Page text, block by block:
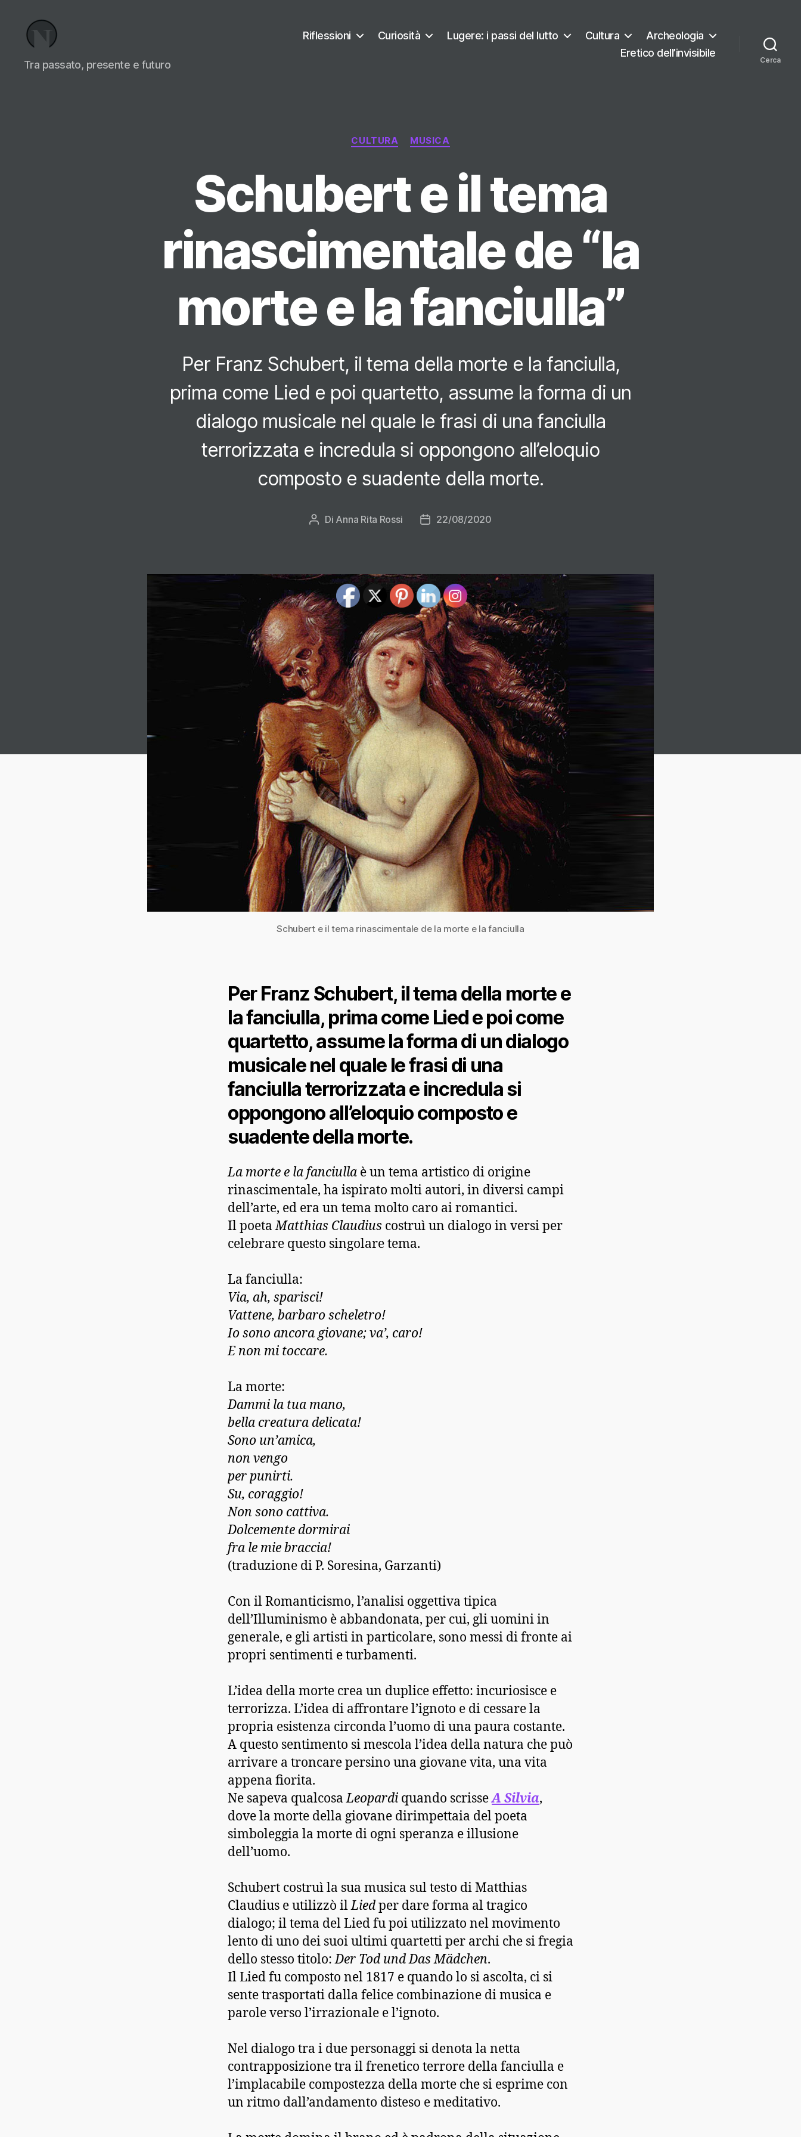
Necrologi
Italia,
Tra passato, presente e futuro
Riflessioni Curiosità Lugere: i passi del lutto Cultura
Archeologia
Eretico dell’invisibile
Cerca
Categorie
CULTURA MUSICA
Schubert e il tema
rinascimentale de “la
morte e la fanciulla”
Per Franz Schubert, il tema della morte e la fanciulla,
prima come Lied e poi quartetto, assume la forma di un
dialogo musicale nel quale le frasi di una fanciulla
terrorizzata e incredula si oppongono all’eloquio
composto e suadente della morte.
Autore
Di Anna Rita Rossi
Data22/08/2020
Schubert e il tema rinascimentale de la morte e la fanciulla
Per Franz Schubert, il tema della morte e
la fanciulla, prima come Lied e poi come
quartetto, assume la forma di un dialogo
musicale nel quale le frasi di una
fanciulla terrorizzata e incredula si
oppongono all’eloquio composto e
suadente della morte.
La morte e la fanciulla è un tema artistico di origine
rinascimentale, ha ispirato molti autori, in diversi campi
dell’arte, ed era un tema molto caro ai romantici.
Il poetaMatthias Claudius costruì un dialogo in versi per
celebrare questo singolare tema.
La fanciulla:
Via, ah, sparisci!
Vattene, barbaro scheletro!
Io sono ancora giovane; va’, caro!
E non mi toccare.
La morte:
Dammi la tua mano,
bella creatura delicata!
Sono un’amica,
non vengo
per punirti.
Su, coraggio!
Non sono cattiva.
Dolcemente dormirai
fra le mie braccia!
(traduzione di P. Soresina, Garzanti)
Con il Romanticismo, l’analisi oggettiva tipica
dell’Illuminismo è abbandonata, per cui, gli uomini in
generale, e gli artisti in particolare, sono messi di fronte ai
propri sentimenti e turbamenti.
L’idea della morte crea un duplice effetto: incuriosisce e
terrorizza. L’idea di affrontare l’ignoto e di cessare la
propria esistenza circonda l’uomo di una paura costante.
A questo sentimento si mescola l’idea della natura che può
arrivare a troncare persino una giovane vita, una vita
appena fiorita.
Ne sapeva qualcosaLeopardi quando scrisseA Silvia,
dove la morte della giovane dirimpettaia del poeta
simboleggia la morte di ogni speranza e illusione
dell’uomo.
Schubert costruì la sua musica sul testo di Matthias
Claudius e utilizzò ilLiedper dare forma al tragico
dialogo; il tema del Lied fu poi utilizzato nel movimento
lento di uno dei suoi ultimi quartetti per archi che si fregia
dello stesso titolo:Der Tod und Das Mädchen.
Il Lied fu composto nel 1817 e quando lo si ascolta, ci si
sente trasportati dalla felice combinazione di musica e
parole verso l’irrazionale e l’ignoto.
Nel dialogo tra i due personaggi si denota la netta
contrapposizione tra il frenetico terrore della fanciulla e
l’implacabile compostezza della morte che si esprime con
un ritmo dall’andamento disteso e meditativo.